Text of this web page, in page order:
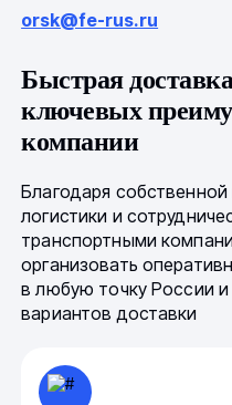
orsk@fe-rus.ru
Быстрая
ключевых
компании
Благодаря
логистики и
транспортными
организовать
в любую точку России
вариантов доставки